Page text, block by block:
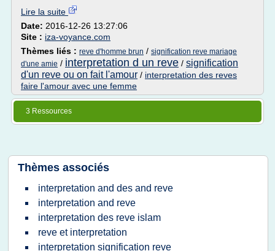
Lire la suite
Date: 2016-12-26 13:27:06
Site : iza-voyance.com
Thèmes liés : reve d'homme brun / signification reve mariage
d'une amie / interpretation d un reve / signification
d'un reve ou on fait l'amour / interpretation des reves
faire l'amour avec une femme
3 Ressources
Thèmes associés
interpretation and des and reve
interpretation and reve
interpretation des reve islam
reve et interpretation
interpretation signification reve